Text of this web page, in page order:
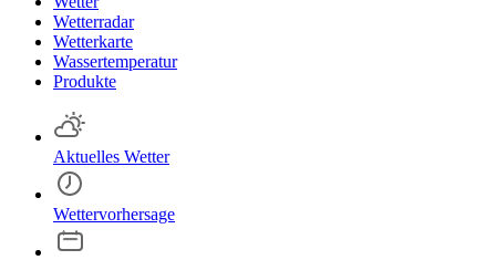
Wetterradar
Wetterkarte
Wassertemperatur
Produkte
Aktuelles Wetter
Wettervorhersage